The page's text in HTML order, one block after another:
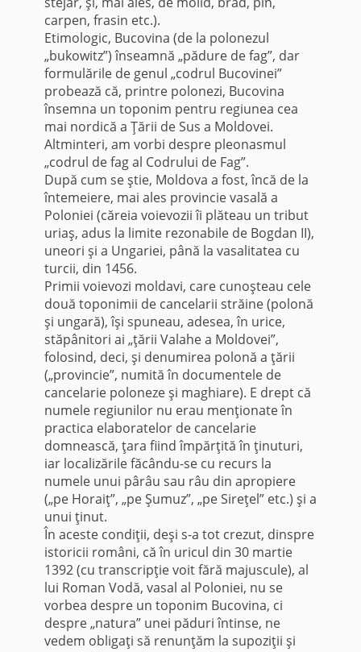
carpen, frasin etc.).
Etimologic, Bucovina (de la polonezul
„bukowitz”) înseamnă „pădure de fag”, dar
formulările de genul „codrul Bucovinei”
probează că, printre polonezi, Bucovina
însemna un toponim pentru regiunea cea
mai nordică a Ţării de Sus a Moldovei.
Altminteri, am vorbi despre pleonasmul
„codrul de fag al Codrului de Fag”.
După cum se ştie, Moldova a fost, încă de la
întemeiere, mai ales provincie vasală a
Poloniei (căreia voievozii îi plăteau un tribut
uriaş, adus la limite rezonabile de Bogdan II),
uneori şi a Ungariei, până la vasalitatea cu
turcii, din 1456.
Primii voievozi moldavi, care cunoşteau cele
două toponimii de cancelarii străine (polonă
şi ungară), îşi spuneau, adesea, în urice,
stăpânitori ai „ţării Valahe a Moldovei”,
folosind, deci, şi denumirea polonă a ţării
(„provincie”, numită în documentele de
cancelarie poloneze şi maghiare). E drept că
numele regiunilor nu erau menţionate în
practica elaboratelor de cancelarie
domnească, ţara fiind împărţită în ţinuturi,
iar localizările făcându-se cu recurs la
numele unui pârâu sau râu din apropiere
(„pe Horaiţ”, „pe Şumuz”, „pe Sireţel” etc.) şi a
unui ţinut.
În aceste condiţii, deşi s-a tot crezut, dinspre
istoricii români, că în uricul din 30 martie
1392 (cu transcripţie voit fără majuscule), al
lui Roman Vodă, vasal al Poloniei, nu se
vorbea despre un toponim Bucovina, ci
despre „natura” unei păduri întinse, ne
vedem obligaţi să renunţăm la supoziţii şi